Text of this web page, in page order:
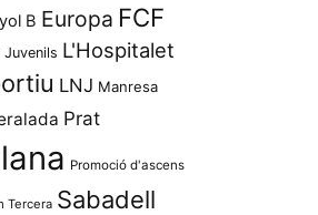
B Europa FCF
Juvenils L'Hospitalet
LNJ Manresa
Prat
Promoció d'ascens
Tercera Sabadell